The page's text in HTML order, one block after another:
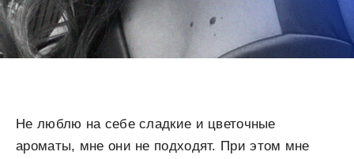
Не люблю на себе сладкие и цветочные
ароматы, мне они не подходят. При этом мне